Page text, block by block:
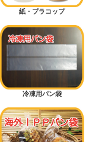
紙・プラコップ
冷凍用パン袋